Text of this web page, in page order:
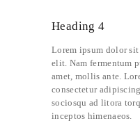
Heading 4
Lorem ipsum dolor
elit. Nam fermentum
amet, mollis ante.
consectetur
sociosqu ad litora
inceptos himenaeos.